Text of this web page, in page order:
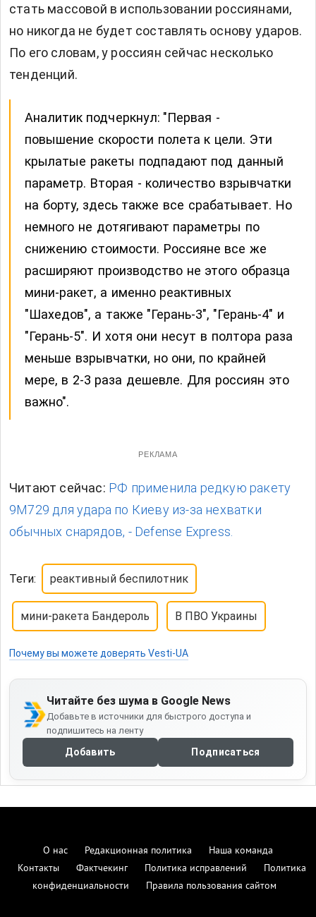
стать массовой в использовании россиянами,
но никогда не будет составлять основу ударов.
По его словам, у россиян сейчас несколько
тенденций.
Аналитик подчеркнул: "Первая -
повышение скорости полета к цели. Эти
крылатые ракеты подпадают под данный
параметр. Вторая - количество взрывчатки
на борту, здесь также все срабатывает. Но
немного не дотягивают параметры по
снижению стоимости. Россияне все же
расширяют производство не этого образца
мини-ракет, а именно реактивных
"Шахедов", а также "Герань-3", "Герань-4" и
"Герань-5". И хотя они несут в полтора раза
меньше взрывчатки, но они, по крайней
мере, в 2-3 раза дешевле. Для россиян это
важно".
РЕКЛАМА
Читают сейчас: РФ применила редкую ракету
9М729 для удара по Киеву из-за нехватки
обычных снарядов, - Defense Express.
Теги: реактивный беспилотник
мини-ракета Бандероль В ПВО Украины
Почему вы можете доверять Vesti-UA
Читайте без шума в Google News
Добавьте в источники для быстрого доступа и
подпишитесь на ленту
Добавить Подписаться
О нас Редакционная политика
Наша команда
Контакты
Фактчекинг Политика исправлений
Политика
конфиденциальности
Правила пользования сайтом